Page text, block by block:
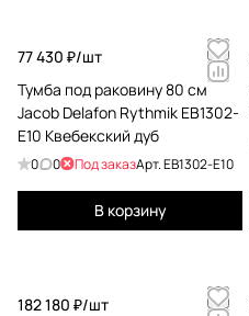
77 430 ₽/шт
Тумба под раковину 80 см
Jacob Delafon Rythmik EB1302-
E10 Квебекский дуб
0 0 Под заказАрт.EB1302-E10
В корзину
182 180 ₽/шт